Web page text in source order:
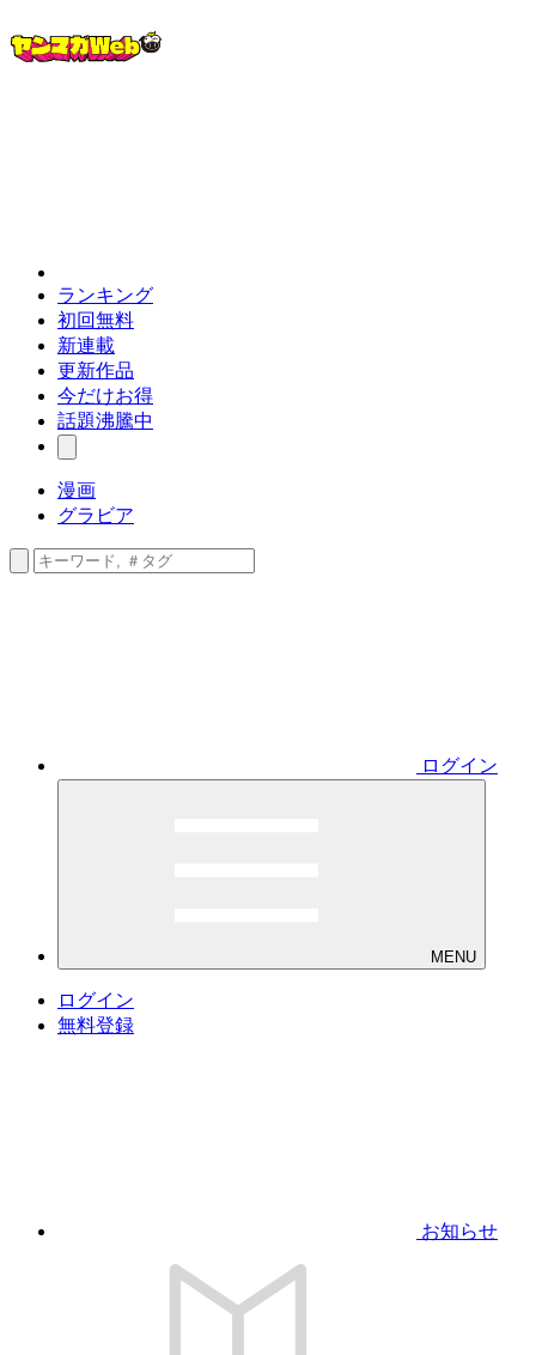
ランキング
初回無料
新連載
更新作品
今だけお得
話題沸騰中
漫画
グラビア
ログイン
MENU
ログイン
無料登録
お知らせ